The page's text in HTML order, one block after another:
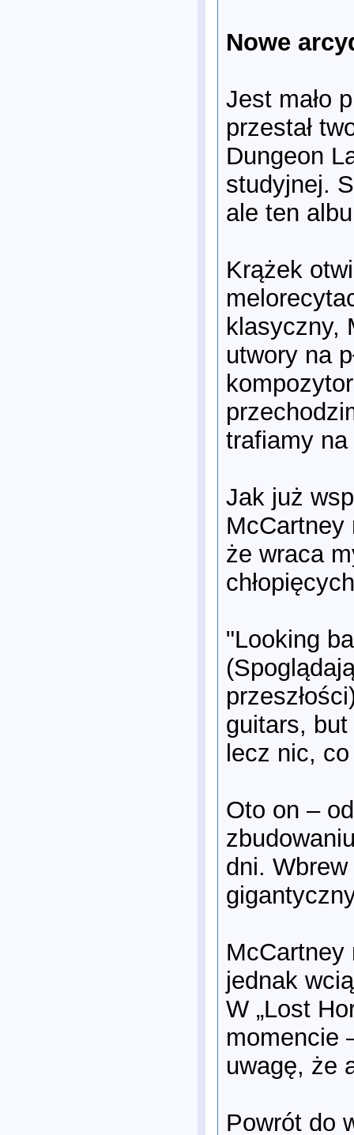
Nowe
Jest mało
przestał
Dungeon
studyjnej.
ale ten
Krążek
klasyczny,
utwory na
trafiamy na
Jak już
McCartney
że wraca
"Looking
guitars,
lecz nic,
Oto on –
dni.
McCartney
jednak
W „Lost
momencie
uwagę, że
Powrót do